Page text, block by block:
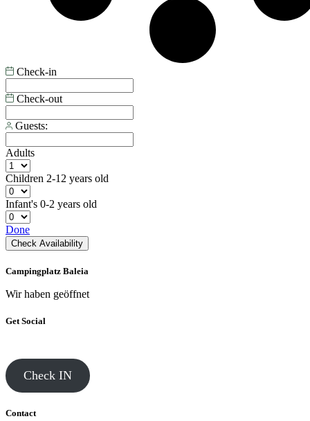
Check-in
Check-out
Guests:
Adults
Children 2-12 years old
Infant's 0-2 years old
Done
Check Availability
Campingplatz Baleia
Wir haben geöffnet
Get Social
Check IN
Contact